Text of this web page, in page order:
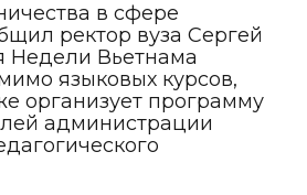
в сфере
ректор вуза Сергей
Недели Вьетнама
языковых курсов,
организует программу
администрации